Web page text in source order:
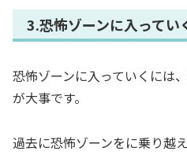
3.恐怖ゾーンに入ってい
恐怖ゾーンに入っていくには
が大事です。
過去に恐怖ゾーンをに乗り越